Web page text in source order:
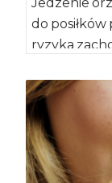
do
ryzyka